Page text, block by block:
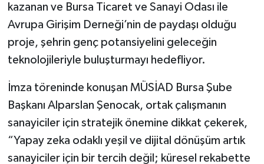
kazanan ve Bursa Ticaret ve Sanayi Odası ile
Avrupa Girişim Derneği’nin de paydaşı olduğu
proje, şehrin genç potansiyelini geleceğin
teknolojileriyle buluşturmayı hedefliyor.
İmza töreninde konuşan MÜSİAD Bursa Şube
Başkanı Alparslan Şenocak, ortak çalışmanın
sanayiciler için stratejik önemine dikkat çekerek,
“Yapay zeka odaklı yeşil ve dijital dönüşüm artık
sanayiciler için bir tercih değil; küresel rekabette